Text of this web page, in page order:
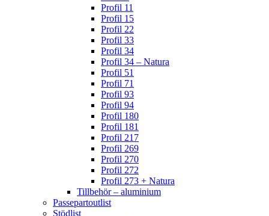
Profil 11
Profil 15
Profil 22
Profil 33
Profil 34
Profil 34 – Natura
Profil 51
Profil 71
Profil 93
Profil 94
Profil 180
Profil 181
Profil 217
Profil 269
Profil 270
Profil 272
Profil 273 + Natura
Tillbehör – aluminium
Passepartoutlist
Stödlist